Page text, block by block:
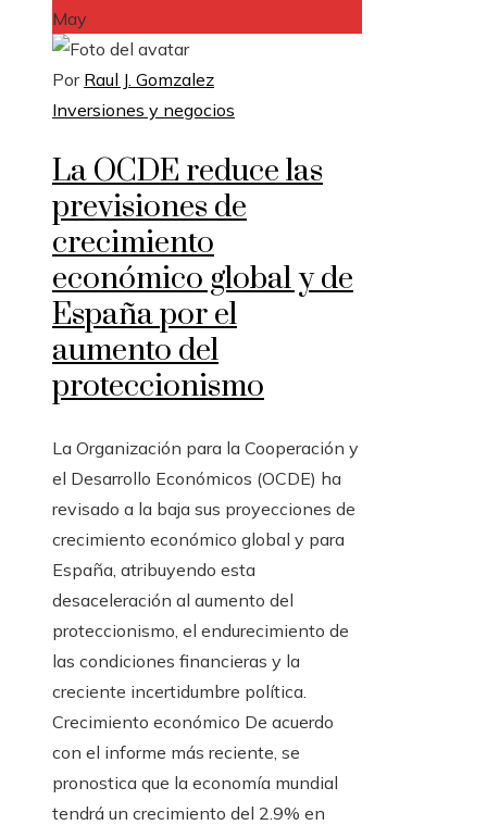
May
Por Raul J. Gomzalez
Inversiones y negocios
La OCDE reduce las
previsiones de
crecimiento
económico global y de
España por el
aumento del
proteccionismo
La Organización para la Cooperación y
el Desarrollo Económicos (OCDE) ha
revisado a la baja sus proyecciones de
crecimiento económico global y para
España, atribuyendo esta
desaceleración al aumento del
proteccionismo, el endurecimiento de
las condiciones financieras y la
creciente incertidumbre política.
Crecimiento económico De acuerdo
con el informe más reciente, se
pronostica que la economía mundial
tendrá un crecimiento del 2.9% en